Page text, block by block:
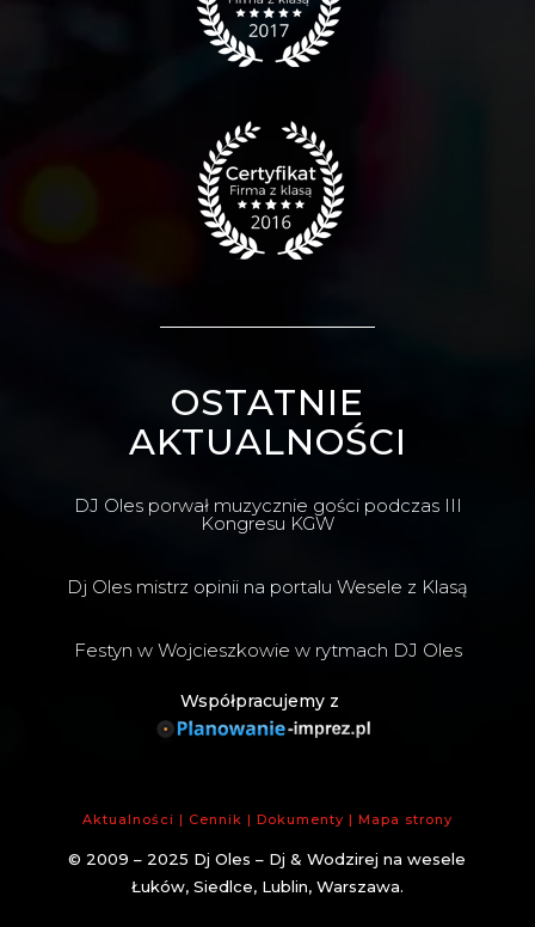
OSTATNIE
AKTUALNOŚCI
DJ Oles porwał muzycznie gości podczas III
Kongresu KGW
Dj Oles mistrz opinii na portalu Wesele z Klasą
Festyn w Wojcieszkowie w rytmach DJ Oles
Współpracujemy z
Aktualności | Cennik | Dokumenty | Mapa strony
© 2009 – 2025 Dj Oles – Dj & Wodzirej na wesele
Łuków, Siedlce, Lublin, Warszawa.